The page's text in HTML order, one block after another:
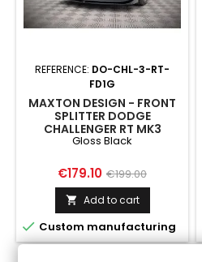
REFERENCE: DO-CHL-3-RT-
FD1G
MAXTON DESIGN - FRONT
SPLITTER DODGE
CHALLENGER RT MK3
FACELIFT GLOSS BLACK
Gloss Black
Price
€179.10 Regular
price
€199.00
 Add to cart
 Custom manufacturing